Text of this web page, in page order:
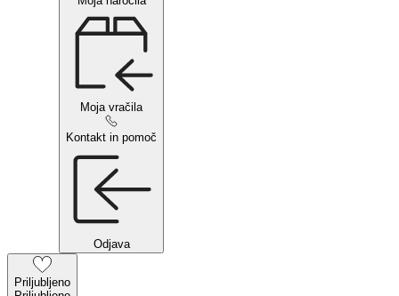
Moja vračila
Kontakt in pomoč
Odjava
Priljubljeno